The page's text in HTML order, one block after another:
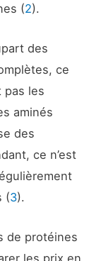
(2).
des
ce
pas les
aminés
des
ce n’est
(3).
de protéines